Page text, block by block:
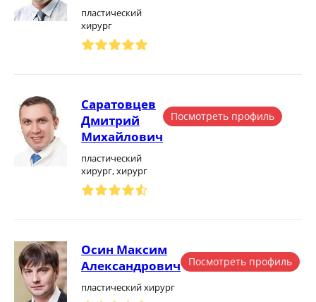
пластический
хирург
Саратовцев
Дмитрий
Михайлович
пластический
хирург, хирург
Посмотреть профиль
Осин Максим
Александрович
пластический хирург
Посмотреть профиль